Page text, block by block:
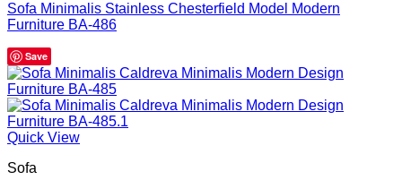
Sofa Minimalis Stainless Chesterfield Model Modern
Furniture BA-486
Save
Quick View
Sofa